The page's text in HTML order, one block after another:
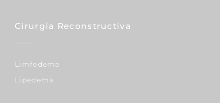
Cirurgia Reconstructiva
Limfedema
Lipedema